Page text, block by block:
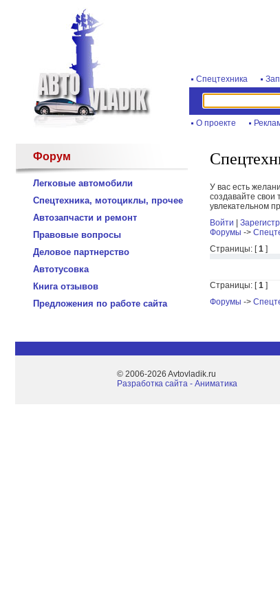
Спецтехника
О проекте
Форум
Легковые автомобили
Спецтехника, мотоциклы, прочее
Автозапчасти и ремонт
Правовые вопросы
Деловое партнерство
Автотусовка
Книга отзывов
Предложения по работе сайта
У вас есть
создавайте свои
увлекательном
Войти
Форумы ->
Страницы: [1 ]
Страницы: [1 ]
Форумы ->
© 2006-2026 Avtovladik.ru
Разработка сайта - Aниматика